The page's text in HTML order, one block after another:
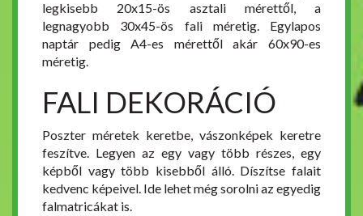
legkisebb 20x15-ös asztali mérettől, a
legnagyobb 30x45-ös fali méretig. Egylapos
naptár pedig A4-es mérettől akár 60x90-es
méretig.
FALI DEKORÁCIÓ
Poszter méretek keretbe, vászonképek keretre
feszítve. Legyen az egy vagy több részes, egy
képből vagy több kisebből álló. Díszítse falait
kedvenc képeivel. Ide lehet még sorolni az egyedig
falmatricákat is.